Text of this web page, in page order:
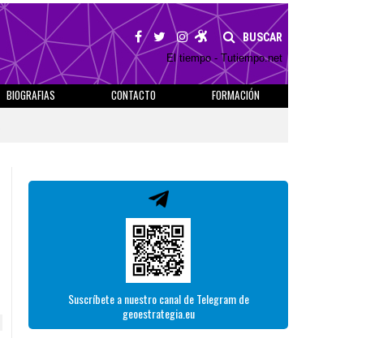
BUSCAR
El tiempo - Tutiempo.net
BIOGRAFIAS CONTACTO
FORMACIÓN
Suscríbete a nuestro canal de Telegram de
geoestrategia.eu